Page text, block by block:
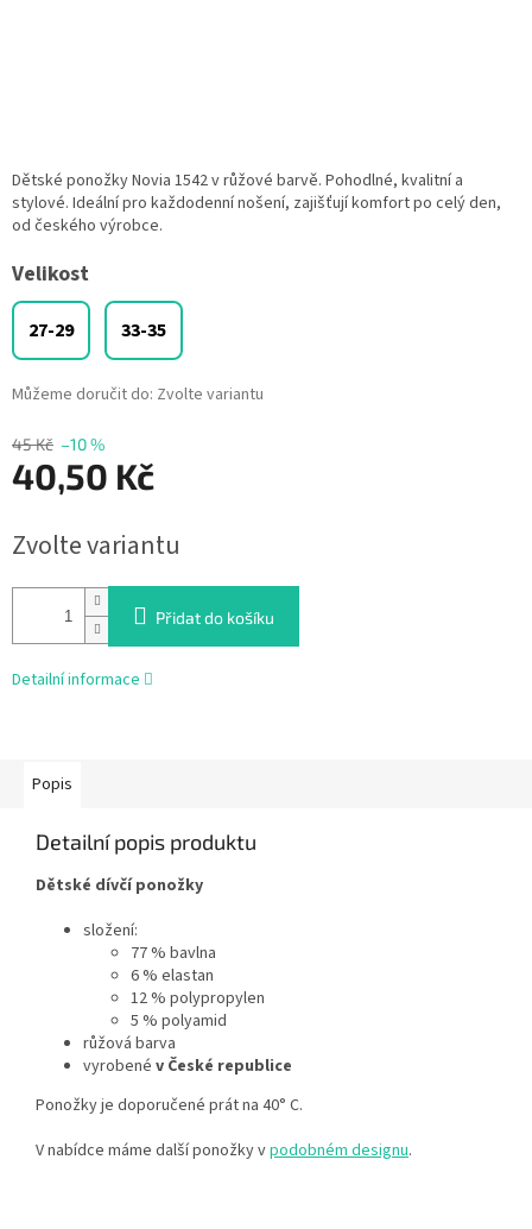
45 Kč –10 %
40,50 Kč
cena:
Zvolte variantu
Velikost
27-29 33-35
Můžeme doručit do: Zvolte variantu
Přidat do košíku
Dětské ponožky Novia 1542 v růžové barvě. Pohodlné, kvalitní a
stylové. Ideální pro každodenní nošení, zajišťují komfort po celý den,
od českého výrobce.
Detailní informace
Popis
Detailní popis produktu
Dětské dívčí ponožky
složení:
77 % bavlna
6 % elastan
12 % polypropylen
5 % polyamid
růžová barva
vyrobené v České republice
Ponožky je doporučené prát na 40° C.
V nabídce máme další ponožky vpodobném designu.